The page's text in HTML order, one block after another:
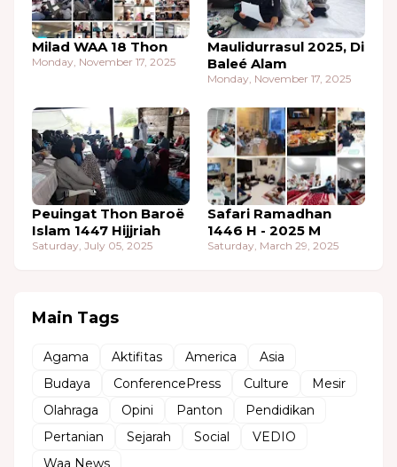
Milad WAA 18 Thon
Monday, November 17, 2025
Maulidurrasul 2025, Di
Baleé Alam
Monday, November 17, 2025
Peuingat Thon Baroë
Islam 1447 Hijjriah
Saturday, July 05, 2025
Safari Ramadhan
1446 H - 2025 M
Saturday, March 29, 2025
Main Tags
Agama Aktifitas America
Asia
Budaya
ConferencePress Culture
Mesir
Olahraga
Opini Panton
Pendidikan
Pertanian
Sejarah Social
VEDIO
Waa News